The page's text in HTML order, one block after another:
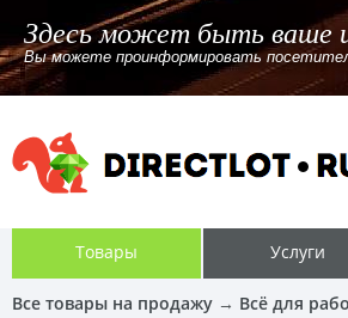
Здесь может быть ваше
Вы можете проинформировать
Товары Услуги
Все товары на продажу → Всё для